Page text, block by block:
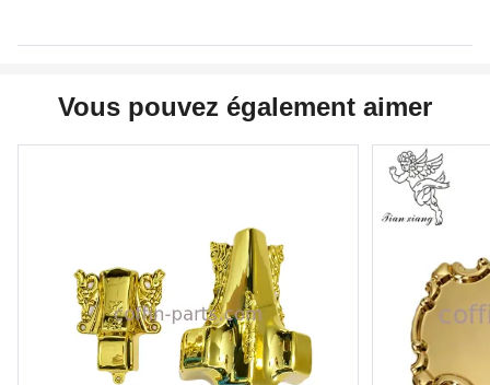
Vous pouvez également aimer